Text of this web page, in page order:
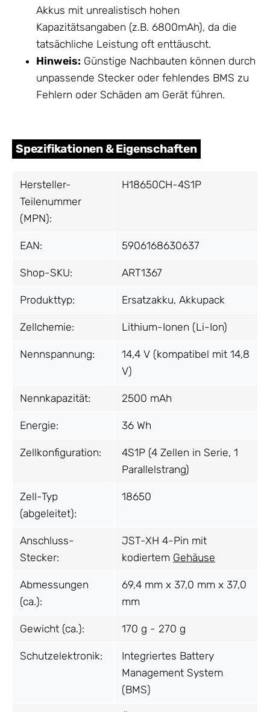
Akkus mit unrealistisch hohen
Kapazitätsangaben (z.B. 6800mAh), da die
tatsächliche Leistung oft enttäuscht.
Hinweis: Günstige Nachbauten können durch
unpassende Stecker oder fehlendes BMS zu
Fehlern oder Schäden am Gerät führen.
Spezifikationen & Eigenschaften
Hersteller-
Teilenummer
(MPN):
H18650CH-4S1P
EAN: 5906168630637
Shop-SKU: ART1367
Produkttyp: Ersatzakku, Akkupack
Zellchemie: Lithium-Ionen (Li-Ion)
Nennspannung:
14,4 V (kompatibel mit 14,8
V)
Nennkapazität: 2500 mAh
Energie: 36 Wh
Zellkonfiguration:
4S1P (4 Zellen in Serie, 1
Parallelstrang)
Zell-Typ
(abgeleitet):
18650
Anschluss-
Stecker:
JST-XH 4-Pin mit
kodiertem Gehäuse
Abmessungen
(ca.):
69,4 mm x 37,0 mm x 37,0
mm
Gewicht (ca.): 170 g - 270 g
Schutzelektronik:
Integriertes Battery
Management System
(BMS)